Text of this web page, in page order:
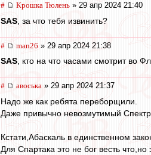
# Крошка Тюлень » 29 апр 2024 21:40
SAS , за что тебя извинить?
# man26 » 29 апр 2024 21:38
SAS, кто на что часами смотрит во
# авоська » 29 апр 2024 21:37
Надо же как ребята переборщили.
Даже привычно невозмутимый Спектр
Кстати,Абаскаль в единственном
Для Спартака это не бог весть